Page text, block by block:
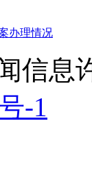
办理情况
信息
-1